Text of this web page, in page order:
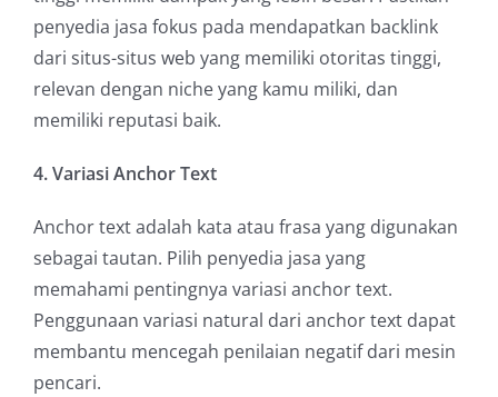
penyedia jasa fokus pada mendapatkan backlink
dari situs-situs web yang memiliki otoritas tinggi,
relevan dengan niche yang kamu miliki, dan
memiliki reputasi baik.
4. Variasi Anchor Text
Anchor text adalah kata atau frasa yang digunakan
sebagai tautan. Pilih penyedia jasa yang
memahami pentingnya variasi anchor text.
Penggunaan variasi natural dari anchor text dapat
membantu mencegah penilaian negatif dari mesin
pencari.